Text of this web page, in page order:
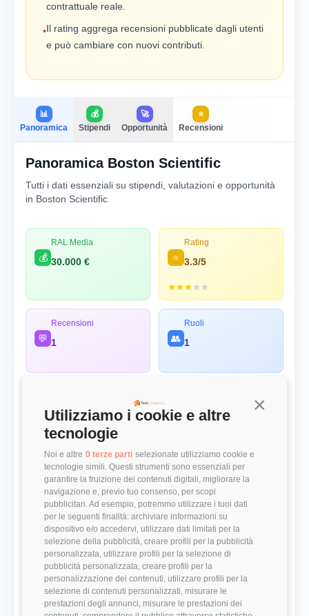
Continua
Utilizziamo i cookie e altre
tecnologie
Noi e altre 0 terze parti selezionate utilizziamo cookie e
tecnologie simili. Questi strumenti sono essenziali per
garantire la fruizione dei contenuti digitali, migliorare la
navigazione e, previo tuo consenso, per scopi
pubblicitari. Ad esempio, potremmo utilizzare i tuoi dati
per le seguenti finalità: archiviare informazioni su
dispositivo e/o accedervi, utilizzare dati limitati per la
selezione della pubblicità, creare profili per la pubblicità
personalizzata, utilizzare profili per la selezione di
pubblicità personalizzata, creare profili per la
personalizzazione dei contenuti, utilizzare profili per la
selezione di contenuti personalizzati, misurare le
prestazioni degli annunci, misurare le prestazioni dei
contrattuale reale.
•Il rating aggrega recensioni pubblicate dagli utenti
e può cambiare con nuovi contributi.
📊
Panoramica
💰
Stipendi
🚀
Opportunità
⭐
Recensioni
Panoramica Boston Scientific
Tutti i dati essenziali su stipendi, valutazioni e opportunità
in Boston Scientific
💰
RAL Media
30.000 € ⭐
Rating
3.3/5
💬
Recensioni
1 👥
Ruoli
1
Panoramica Rapida
💰 Top 3 Ruoli per Stipendio
Retribuzioni annuali lorde (RAL) medie per le posizioni più
remunerate
Presales Engineer
⭐ Valutazioni
Punteggi medi basati sulle recensioni della community
Modernità Stack Tecnologico 5/5
Bilanciamento Vita-Lavoro